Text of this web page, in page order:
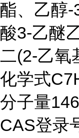
酯、乙醇-
酸3-乙醚
二(2-乙氧
化学式
分子量
CAS登录